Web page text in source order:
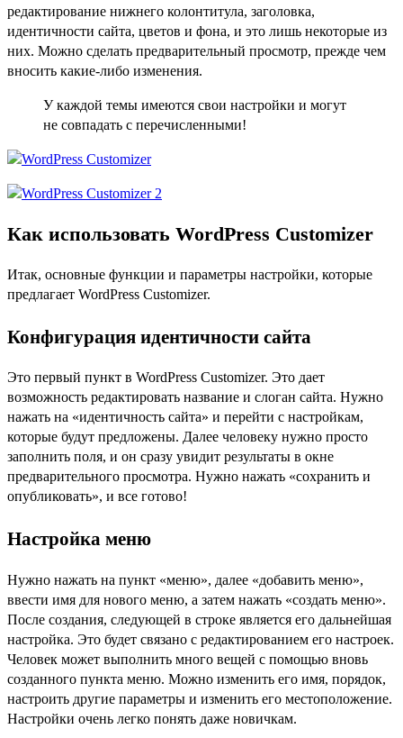
редактирование нижнего колонтитула, заголовка,
идентичности сайта, цветов и фона, и это лишь некоторые из
них. Можно сделать предварительный просмотр, прежде чем
вносить какие-либо изменения.
У каждой темы имеются свои настройки и могут
не совпадать с перечисленными!
Как использовать WordPress Customizer
Итак, основные функции и параметры настройки, которые
предлагает WordPress Customizer.
Конфигурация идентичности сайта
Это первый пункт в WordPress Customizer. Это дает
возможность редактировать название и слоган сайта. Нужно
нажать на «идентичность сайта» и перейти с настройкам,
которые будут предложены. Далее человеку нужно просто
заполнить поля, и он сразу увидит результаты в окне
предварительного просмотра. Нужно нажать «сохранить и
опубликовать», и все готово!
Настройка меню
Нужно нажать на пункт «меню», далее «добавить меню»,
ввести имя для нового меню, а затем нажать «создать меню».
После создания, следующей в строке является его дальнейшая
настройка. Это будет связано с редактированием его настроек.
Человек может выполнить много вещей с помощью вновь
созданного пункта меню. Можно изменить его имя, порядок,
настроить другие параметры и изменить его местоположение.
Настройки очень легко понять даже новичкам.